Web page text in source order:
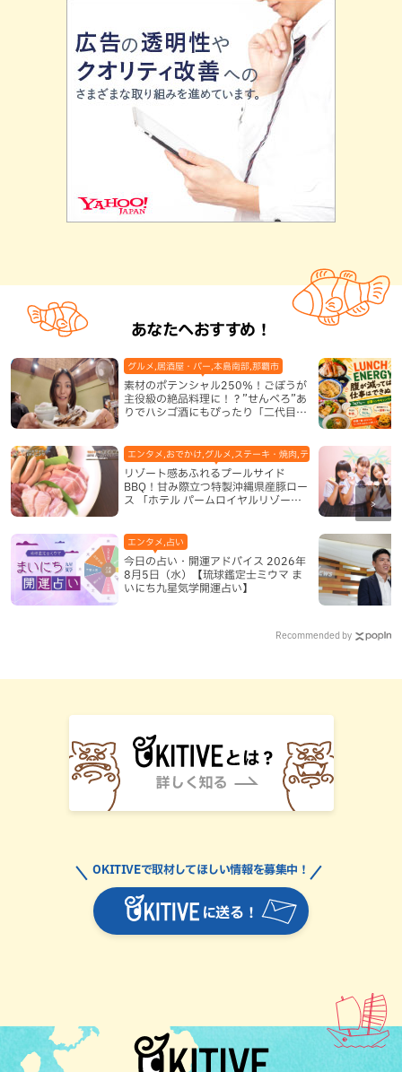
あなたへおすすめ！
素材のポテンシャル250％！ごぼうが
主役級の絶品料理に！？”せんべろ”あ
りでハシゴ酒にもぴったり「二代目ふ
グルメ,居酒屋・バー,本島南部,那覇市
リゾート感あふれるプールサイド
BBQ！甘み際立つ特製沖縄県産豚ロー
ス 「ホテル パームロイヤルリゾート
エンタメ,おでかけ,グルメ,ステーキ・焼肉,テレビ,ホテル,地域,本島
今日の占い・開運アドバイス 2026年
8月5日（水）【琉球鑑定士ミウマ ま
いにち九星気学開運占い】
エンタメ,占い
Recommended by
に送る！
OKITIVEで取材してほしい情報を募集中！